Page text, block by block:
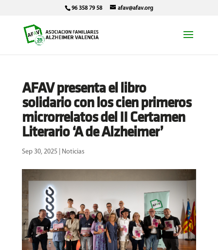
96 358 79 58 afav@afav.org
AFAV presenta el libro
solidario con los cien primeros
microrrelatos del II Certamen
Literario ‘A de Alzheimer’
Sep 30, 2025 Noticias